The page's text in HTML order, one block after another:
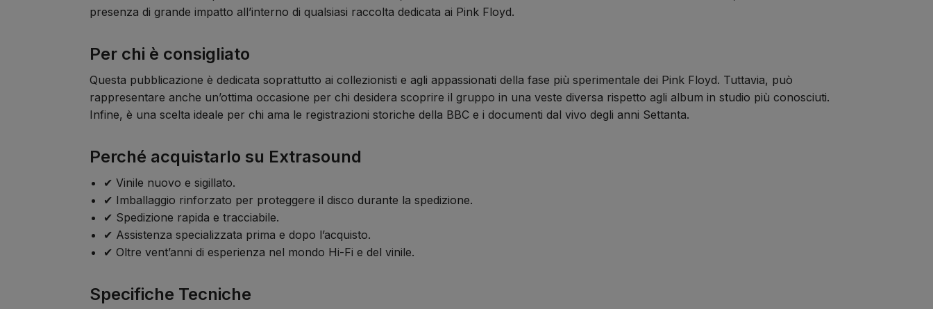
presenza di grande impatto all’interno di qualsiasi raccolta dedicata ai Pink Floyd.
Per chi è consigliato
Questa pubblicazione è dedicata soprattutto ai collezionisti e agli appassionati della fase più sperimentale dei Pink Floyd. Tuttavia, può
rappresentare anche un’ottima occasione per chi desidera scoprire il gruppo in una veste diversa rispetto agli album in studio più conosciuti.
Infine, è una scelta ideale per chi ama le registrazioni storiche della BBC e i documenti dal vivo degli anni Settanta.
Perché acquistarlo su Extrasound
✔ Vinile nuovo e sigillato.
✔ Imballaggio rinforzato per proteggere il disco durante la spedizione.
✔ Spedizione rapida e tracciabile.
✔ Assistenza specializzata prima e dopo l’acquisto.
✔ Oltre vent’anni di esperienza nel mondo Hi-Fi e del vinile.
Specifiche Tecniche